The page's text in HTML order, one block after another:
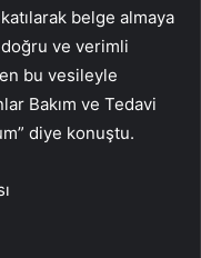
belge almaya
doğru ve verimli
bu vesileyle
Bakım ve Tedavi
diye konuştu.